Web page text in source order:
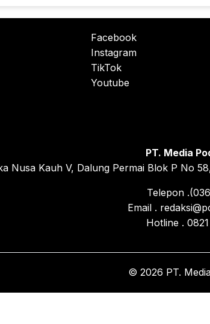
Facebook
Instagram
TikTok
Youtube
PT. Media
Nusa Kauh V, Dalung Permai Blok P No
Telepon
Email .
Hotline .
© 2026 PT.